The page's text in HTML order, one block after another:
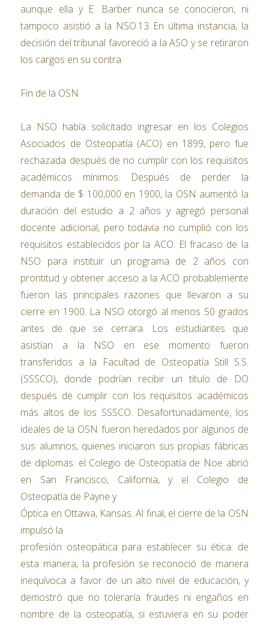
aunque ella y E. Barber nunca se conocieron, ni
tampoco asistió a la NSO.13 En última instancia, la
decisión del tribunal favoreció a la ASO y se retiraron
los cargos en su contra.
Fin de la OSN
La NSO había solicitado ingresar en los Colegios
Asociados de Osteopatía (ACO) en 1899, pero fue
rechazada después de no cumplir con los requisitos
académicos mínimos. Después de perder la
demanda de $ 100,000 en 1900, la OSN aumentó la
duración del estudio a 2 años y agregó personal
docente adicional, pero todavía no cumplió con los
requisitos establecidos por la ACO. El fracaso de la
NSO para instituir un programa de 2 años con
prontitud y obtener acceso a la ACO probablemente
fueron las principales razones que llevaron a su
cierre en 1900. La NSO otorgó al menos 50 grados
antes de que se cerrara. Los estudiantes que
asistían a la NSO en ese momento fueron
transferidos a la Facultad de Osteopatía Still S.S.
(SSSCO), donde podrían recibir un título de DO
después de cumplir con los requisitos académicos
más altos de los SSSCO. Desafortunadamente, los
ideales de la OSN fueron heredados por algunos de
sus alumnos, quienes iniciaron sus propias fábricas
de diplomas: el Colegio de Osteopatía de Noe abrió
en San Francisco, California, y el Colegio de
Osteopatía de Payne y
Óptica en Ottawa, Kansas. Al final, el cierre de la OSN
impulsó la
profesión osteopática para establecer su ética: de
esta manera, la profesión se reconoció de manera
inequívoca a favor de un alto nivel de educación, y
demostró que no toleraría fraudes ni engaños en
nombre de la osteopatía, si estuviera en su poder